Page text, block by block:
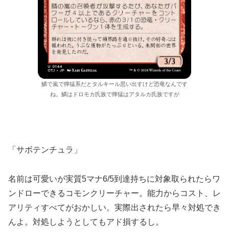
鱗で嵐で獰猛系だとタルキール思い出すけど恐竜なんです
ね。鱗はドロモカ氏族で獰猛はアタルカ氏族ですが
「サボテンチュラ」
名前は可愛いが実質5マナ6/5到達持ちに対象取られたらワ
ンドローできるコモンクリーチャー。能力からコスト、レ
アリティすべてがおかしい。実際出されたら早々対処でき
んよ。対処しようとしてもアド損するし。